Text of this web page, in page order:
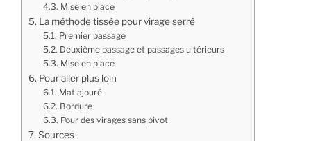
Mise en place
La méthode tissée pour virage serré
Premier passage
Deuxième passage et passages ultérieurs
Mise en place
Pour aller plus loin
Mat ajouré
Bordure
Pour des virages sans pivot
Sources